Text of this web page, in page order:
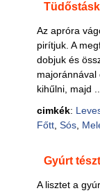
Az apróra
pirítjuk. A
dobjuk és
kihűlni, majd ...
cimkék:
Főtt, Sós,
Gyúrt
A lisztet a